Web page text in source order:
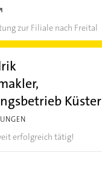
zur Filiale nach Freital
Küster
erfolgreich tätig!